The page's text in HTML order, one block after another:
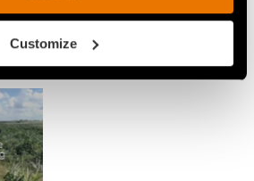
Customize
MIT
VIDEO OBSTGARTENPFLEGE
FORSTVOLLERNTER